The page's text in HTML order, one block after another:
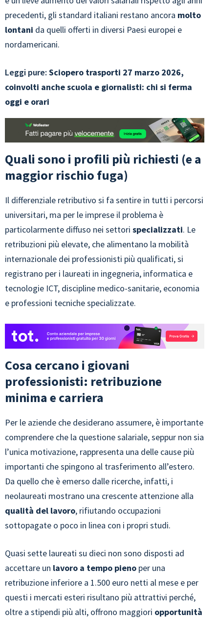
precedenti, gli standard italiani restano ancora molto
lontani da quelli offerti in diversi Paesi europei e
nordamericani.
Leggi pure: Sciopero trasporti 27 marzo 2026,
coinvolti anche scuola e giornalisti: chi si ferma
oggi e orari
Quali sono i profili più richiesti (e a
maggior rischio fuga)
Il differenziale retributivo si fa sentire in tutti i percorsi
universitari, ma per le imprese il problema è
particolarmente diffuso nei settori specializzati. Le
retribuzioni più elevate, che alimentano la mobilità
internazionale dei professionisti più qualificati, si
registrano per i laureati in ingegneria, informatica e
tecnologie ICT, discipline medico-sanitarie, economia
e professioni tecniche specializzate.
Cosa cercano i giovani
professionisti: retribuzione
minima e carriera
Per le aziende che desiderano assumere, è importante
comprendere che la questione salariale, seppur non sia
l’unica motivazione, rappresenta una delle cause più
importanti che spingono al trasferimento all’estero.
Da quello che è emerso dalle ricerche, infatti, i
neolaureati mostrano una crescente attenzione alla
qualità del lavoro, rifiutando occupazioni
sottopagate o poco in linea con i propri studi.
Quasi sette laureati su dieci non sono disposti ad
accettare un lavoro a tempo pieno per una
retribuzione inferiore a 1.500 euro netti al mese e per
questi i mercati esteri risultano più attrattivi perché,
oltre a stipendi più alti, offrono maggiori opportunità